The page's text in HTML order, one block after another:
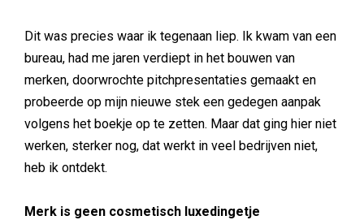
Dit was precies waar ik tegenaan liep. Ik kwam van een
bureau, had me jaren verdiept in het bouwen van
merken, doorwrochte pitchpresentaties gemaakt en
probeerde op mijn nieuwe stek een gedegen aanpak
volgens het boekje op te zetten. Maar dat ging hier niet
werken, sterker nog, dat werkt in veel bedrijven niet,
heb ik ontdekt.
Merk is geen cosmetisch luxedingetje